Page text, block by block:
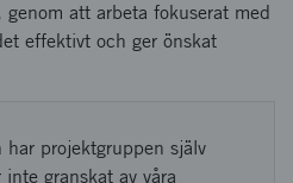
att arbeta fokuserat med
effektivt och ger önskat
projektgruppen själv
granskat av våra